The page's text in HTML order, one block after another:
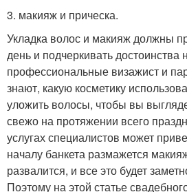
3. макияж и прическа.
Укладка волос и макияж должны
день и подчеркивать достоинства
профессиональные визажист и
знают, какую косметику
уложить волосы, чтобы вы
свежо на протяжении всего
услугах специалистов может
началу банкета размажется
развалится, и все это будет
Поэтому на этой статье